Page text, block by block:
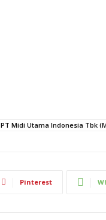
PT Midi Utama Indonesia Tbk
Pinterest